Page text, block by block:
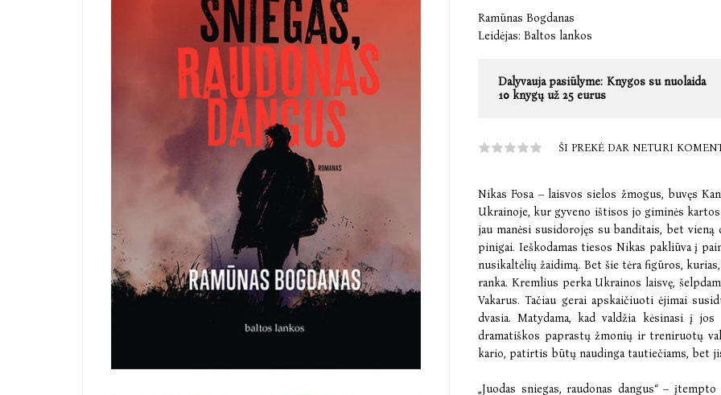
Ramūnas Bogdanas
Leidėjas: Baltos lankos
Dalyvauja pasiūlyme: Knygos su nuolaida
10 knygų už 25 eurus
ŠI PREKĖ DAR NETURI
Nikas Fosa – laisvos sielos žmogus, buvęs
Ukrainoje, kur gyveno ištisos jo giminės
jau manėsi susidorojęs su banditais, bet
pinigai. Ieškodamas tiesos Nikas pakliūva į
nusikaltėlių žaidimą. Bet šie tėra figūros,
ranka. Kremlius perka Ukrainos laisvę,
Vakarus. Tačiau gerai apskaičiuoti ėjimai
dvasia. Matydama, kad valdžia kėsinasi į
dramatiškos paprastų žmonių ir treniruotų
kario, patirtis būtų naudinga tautiečiams, bet
„Juodas sniegas, raudonas dangus“ –